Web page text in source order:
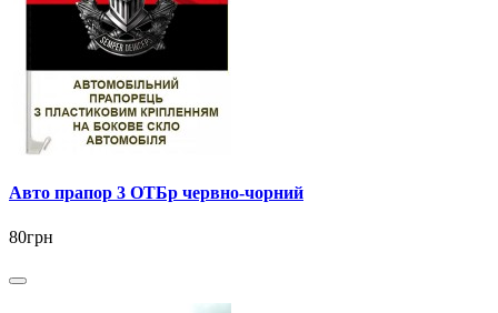
Авто прапор 3 ОТБр червно-чорний
80грн